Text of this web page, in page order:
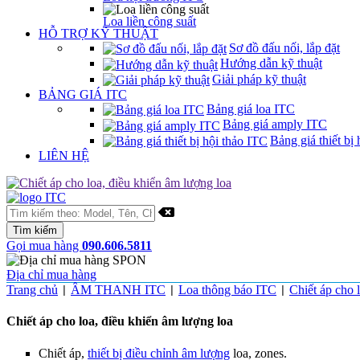
Loa liền công suất
HỖ TRỢ KỸ THUẬT
Sơ đồ đấu nối, lắp đặt
Hướng dẫn kỹ thuật
Giải pháp kỹ thuật
BẢNG GIÁ ITC
Bảng giá loa ITC
Bảng giá amply ITC
Bảng giá thiết bị
LIÊN HỆ
Gọi mua hàng 090.606.5811
Địa chỉ mua hàng
Trang chủ
ÂM THANH ITC Loa thông báo ITC Chiết áp cho
Chiết áp cho loa, điều khiển âm lượng loa
Chiết áp, thiết bị điều chỉnh âm lượng loa, zones.